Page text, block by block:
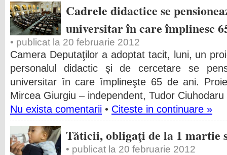
Cadrele didactice se
universitar în care împlinesc
• publicat la 20 februarie 2012
Camera Deputaţilor a adoptat tacit, luni, un
personalul didactic şi de cercetare se
universitar în care împlineşte 65 de ani.
Mircea Giurgiu – independent, Tudor
Nu exista comentarii • Citeste in continuare »
Tăticii, obligaţi de la 1 martie
• publicat la 20 februarie 2012